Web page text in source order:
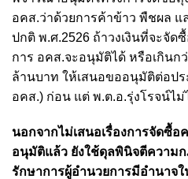
อคส.ว่าด้วยการค้าข้าว พืชผล แ
ปกติ พ.ศ.2526 ถ้าวงเงินที่จะจัด
การ อคส.จะอนุมัติได้ หรือเกินก
ล้านบาท ให้เสนอขออนุมัติต่อป
อคส.) ก่อน แต่ พ.ต.อ.รุ่งโรจน์ไ
นอกจากไม่เสนอเรื่องการจัดซื้
อนุมัติแล้ว ยังใช้ดุลพินิจตีความก
รักษาการผู้อำนวยการมีอำนาจ